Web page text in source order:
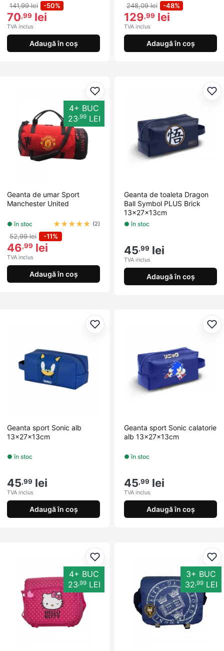
141,99 lei -50%
70,99 lei
TVA inclus
Adaugă în coș
248,09 lei -48%
129,99 lei
TVA inclus
Adaugă în coș
Adaugă la favorite
4+ BUC
23,99LEI
Geanta de umar Sport
Manchester United
● în stoc ★★★★★ (2)
52,99 lei -11%
46,99 lei
TVA inclus
Adaugă în coș
Geanta de toaleta Dragon
Ball Symbol PLUS Brick
13x27x13cm
● în stoc
45,99 lei
TVA inclus
Adaugă în coș
Adaugă la favorite
Geanta sport Sonic alb
13x27x13cm
● în stoc
45,99 lei
TVA inclus
Adaugă în coș
Geanta sport Sonic calatorie
alb 13x27x13cm
● în stoc
45,99 lei
TVA inclus
Adaugă în coș
Adaugă la favorite
4+ BUC
23 ,99LEI
3+ BUC
32 ,99LEI